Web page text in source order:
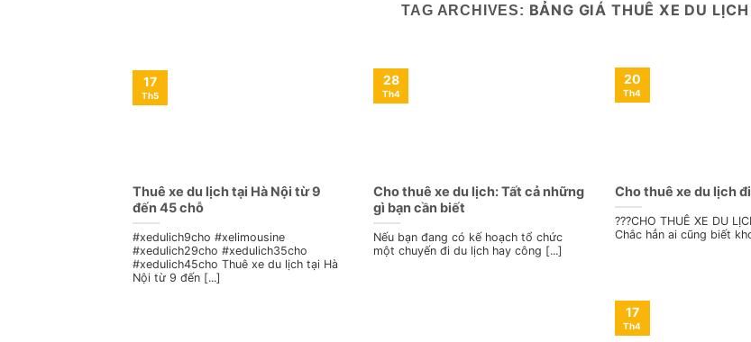
TAG ARCHIVES: BẢNG GIÁ THUÊ XE DU
Thuê xe du lịch tại Hà Nội từ 9
đến 45 chỗ
#xedulich9cho #xelimousine
#xedulich29cho #xedulich35cho
#xedulich45cho Thuê xe du lịch tại Hà
Nội từ 9 đến [...]
17
Th5
Cho thuê xe du lịch: Tất cả những
gì bạn cần biết
Nếu bạn đang có kế hoạch tổ chức
một chuyến đi du lịch hay công [...]
28
Th4
Cho thuê xe du lịch
???CHO THUÊ XE DU
Chắc hẳn ai cũng biết
20
Th4
17
Th4